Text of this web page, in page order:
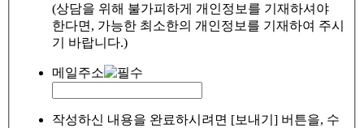
(상담을 위해 불가피하게 개인정보를 기재하셔야
한다면, 가능한 최소한의 개인정보를 기재하여 주시
기 바랍니다.)
메일주소
작성하신 내용을 완료하시려면 [보내기] 버튼을, 수